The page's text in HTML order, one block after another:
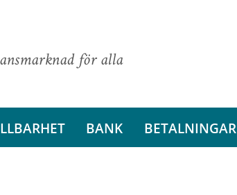
för alla
BANK BETALNINGAR